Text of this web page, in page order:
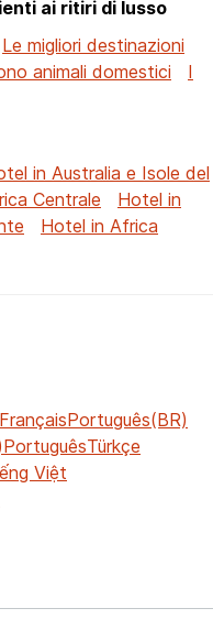
ai ritiri di lusso
Le migliori destinazioni
animali domestici
I
in Australia e Isole del
Centrale
Hotel in
Hotel in Africa
FrançaisPortuguês(BR)
PortuguêsTürkçe
Việt